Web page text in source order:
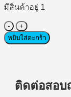
มีสินค้าอยู่ 1
จำนวน
Wired
Gaming
สำหรับ
หยิบใส่ตะกร้า
ติดต่อสอบ